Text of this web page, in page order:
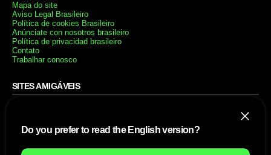
Mapa do site
Aviso Legal Brasileiro
Política de cookies Brasileiro
Anúnciate con nosotros brasileiro
Política de privacidad brasileiro
Contato
Trabalhar conosco
SITES AMIGÁVEIS
SIGA-NOS
Do you prefer to read the English version?